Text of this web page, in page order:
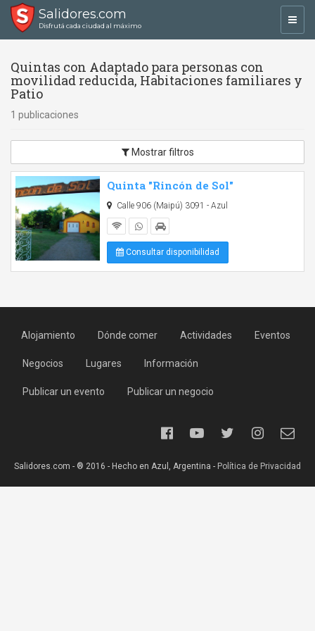
Salidores.com
Disfrutá cada ciudad al máximo
Quintas con Adaptado para personas con
movilidad reducida, Habitaciones familiares y
Patio
1 publicaciones
Mostrar filtros
Quinta "Rincón de Sol"
Calle 906 (Maipú) 3091 - Azul
Consultar disponibilidad
Alojamiento Dónde comer Actividades Eventos
Negocios Lugares Información
Publicar un evento Publicar un negocio
Salidores.com - ® 2016 - Hecho en Azul, Argentina - Política de Privacidad